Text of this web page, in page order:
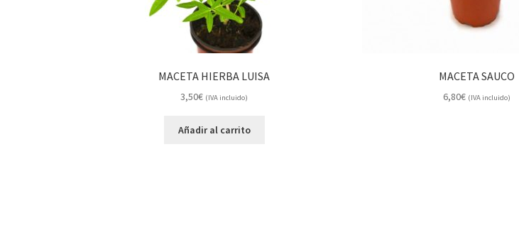
MACETA HIERBA LUISA
3,50€ (IVA incluido)
Añadir al carrito
MACETA SAUCO
6,80€ (IVA incluido)